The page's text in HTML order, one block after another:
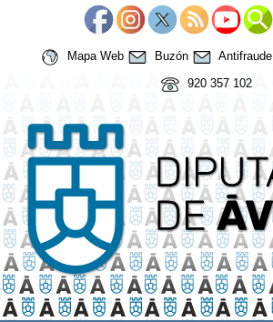
Mapa Web Buzón Antifraude
920 357 102